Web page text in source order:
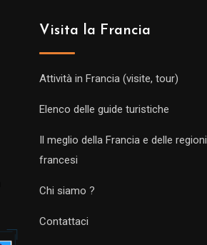
Visita la Francia
Attività in Francia (visite, tour)
Elenco delle guide turistiche
Il meglio della Francia e delle regioni
francesi
Chi siamo ?
Contattaci